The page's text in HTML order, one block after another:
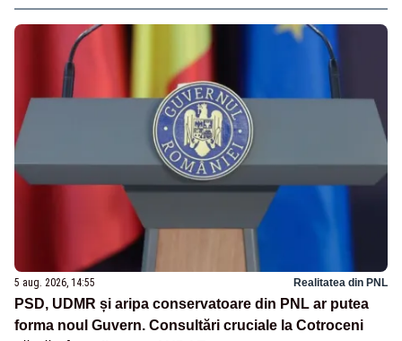
5 aug. 2026, 14:55 Realitatea din PNL
PSD, UDMR și aripa conservatoare din PNL ar putea
forma noul Guvern. Consultări cruciale la Cotroceni